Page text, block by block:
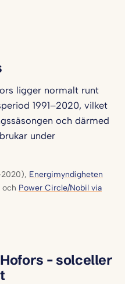
ligger normalt runt
1991–2020, vilket
och därmed
under
Energimyndigheten
och Power Circle/Nobil via
– solceller